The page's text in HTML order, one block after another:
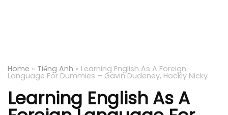
Home » Tiếng Anh » Learning English As A Foreign
Language For Dummies – Gavin Dudeney, Hockly Nicky
Learning English As A